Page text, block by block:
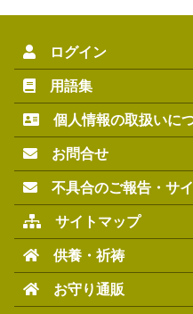
ログイン
用語集
個人情報の取扱いに
お問合せ
不具合のご報告・サ
サイトマップ
供養・祈祷
お守り通販